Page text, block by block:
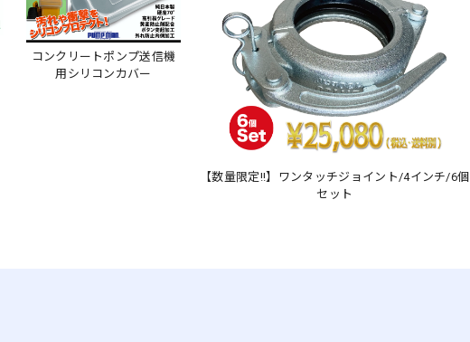
コンクリートポンプ送信機
用シリコンカバー
【数量限定!!】ワンタッチジョイント/4インチ/6個
セット